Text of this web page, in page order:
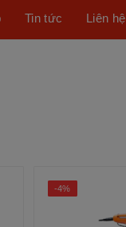
Tin tức Liên hệ
-4%